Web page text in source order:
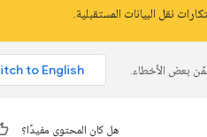
نقل البيانات المستقبلية.
هل كان المحتوى مفيدًا؟